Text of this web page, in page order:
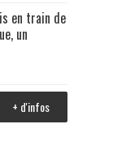
en train de
un
+ d'infos